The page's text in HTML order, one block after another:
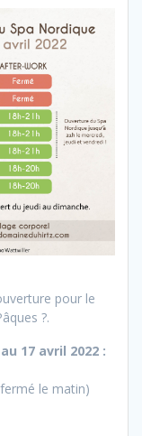
pour le
?.
17 avril 2022 :
le matin)